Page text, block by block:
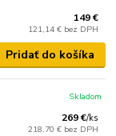
149 €
121,14 € bez DPH
Pridať do košíka
269 €/ks
218,70 € bez DPH
Skladom